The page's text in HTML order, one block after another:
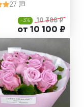
27
-3% 10 388 ₽
от 10 100 ₽